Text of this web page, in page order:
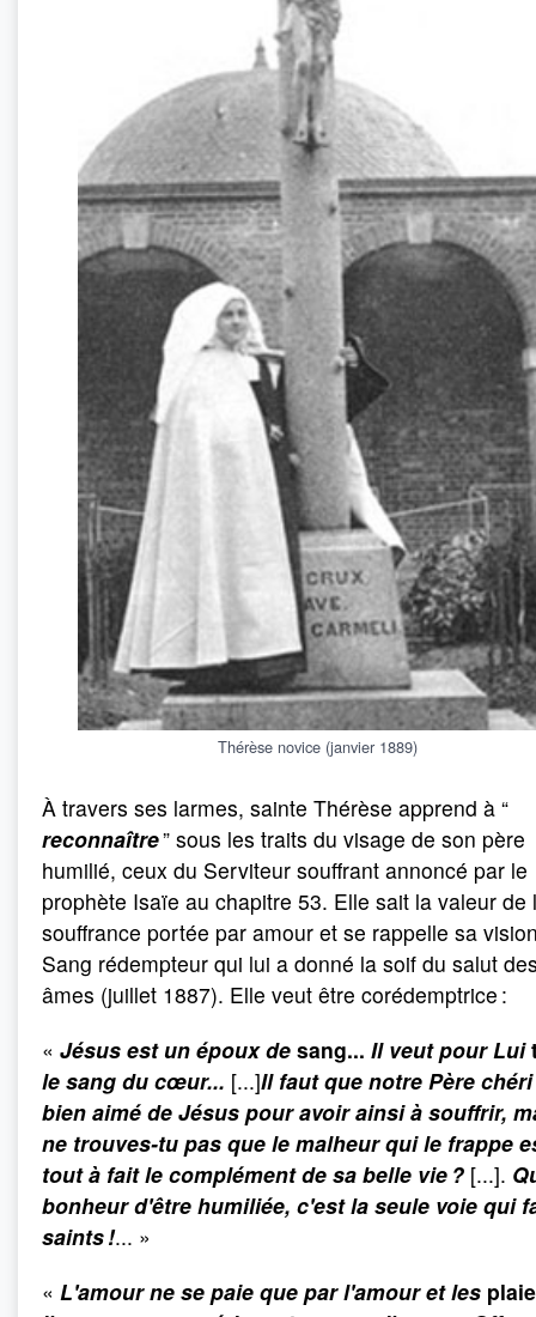
Thérèse novice (janvier 1889)
À travers ses larmes, sainte Thérèse apprend à “
reconnaître” sous les traits du visage de son père
humilié, ceux du Serviteur souffrant annoncé par le
prophète Isaïe au chapitre 53. Elle sait la valeur de
souffrance portée par amour et se rappelle sa
Sang rédempteur qui lui a donné la soif du salut
âmes (juillet 1887). Elle veut être corédemptrice :
« Jésus est un époux de sang... Il veut pour Lui
le sang du cœur... [...]Il faut que notre Père
bien aimé de Jésus pour avoir ainsi à souffrir,
ne trouves-tu pas que le malheur qui le frappe
tout à fait le complément de sa belle vie ? [...].
bonheur d'être humiliée, c'est la seule voie qui
saints !... »
« L'amour ne se paie que par l'amour et les